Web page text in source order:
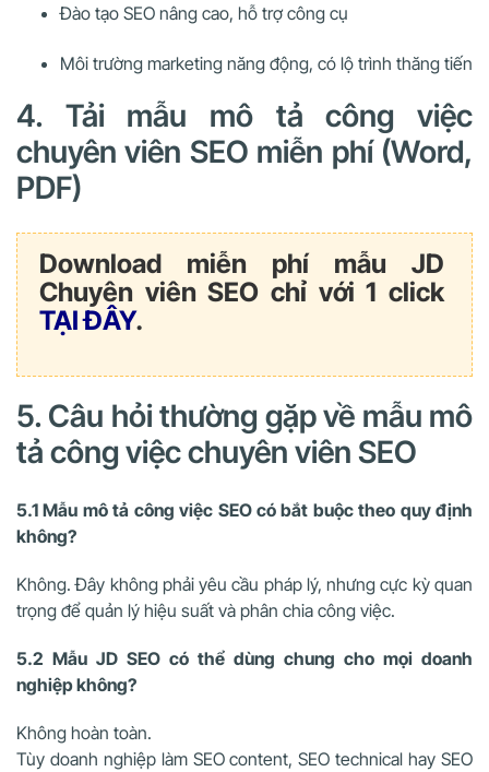
Đào tạo SEO nâng cao, hỗ trợ công cụ
Môi trường marketing năng động, có lộ trình thăng tiến
4. Tải mẫu mô tả công việc
chuyên viên SEO miễn phí (Word,
PDF)
Download miễn phí mẫu JD
Chuyên viên SEO chỉ với 1 click
TẠI ĐÂY.
5. Câu hỏi thường gặp về mẫu mô
tả công việc chuyên viên SEO
5.1 Mẫu mô tả công việc SEO có bắt buộc theo quy định
không?
Không. Đây không phải yêu cầu pháp lý, nhưng cực kỳ quan
trọng để quản lý hiệu suất và phân chia công việc.
5.2 Mẫu JD SEO có thể dùng chung cho mọi doanh
nghiệp không?
Không hoàn toàn.
Tùy doanh nghiệp làm SEO content, SEO technical hay SEO